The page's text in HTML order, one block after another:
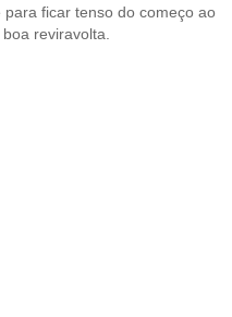
ficar tenso do começo ao
reviravolta.